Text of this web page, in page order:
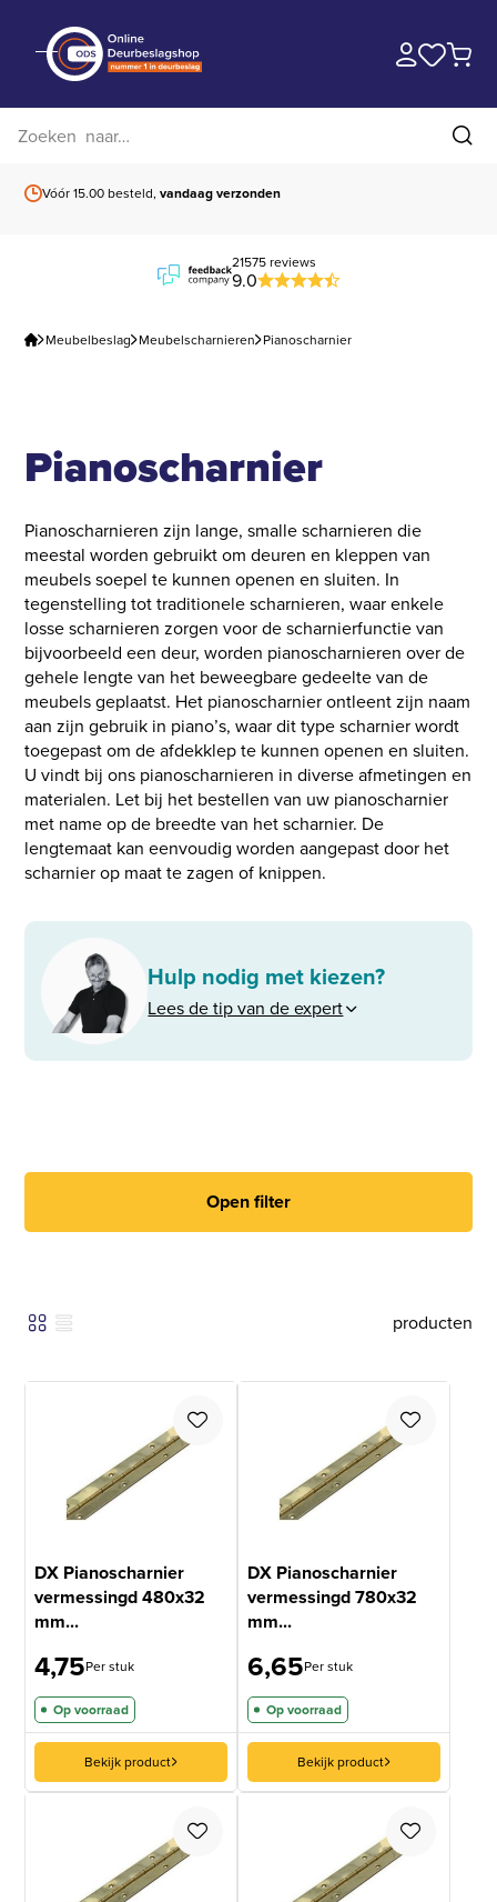
Vóór 15.00 besteld,vandaag verzonden
21575 reviews
9.0
Meubelbeslag Meubelscharnieren Pianoscharnier
Pianoscharnier
Pianoscharnieren zijn lange, smalle scharnieren die
meestal worden gebruikt om deuren en kleppen van
meubels soepel te kunnen openen en sluiten. In
tegenstelling tot traditionele scharnieren, waar enkele
losse scharnieren zorgen voor de scharnierfunctie van
bijvoorbeeld een deur, worden pianoscharnieren over de
gehele lengte van het beweegbare gedeelte van de
meubels geplaatst. Het pianoscharnier ontleent zijn naam
aan zijn gebruik in piano’s, waar dit type scharnier wordt
toegepast om de afdekklep te kunnen openen en sluiten.
U vindt bij ons pianoscharnieren in diverse afmetingen en
materialen. Let bij het bestellen van uw pianoscharnier
met name op de breedte van het scharnier. De
lengtemaat kan eenvoudig worden aangepast door het
scharnier op maat te zagen of knippen.
Hulp nodig met kiezen?
Lees de tip van de expert
Open filter
producten
DX Pianoscharnier
vermessingd 480x32
mm...
4,75Per stuk
Op voorraad
Bekijk product
DX Pianoscharnier
vermessingd 780x32
mm...
6,65Per stuk
Op voorraad
Bekijk product